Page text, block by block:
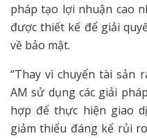
pháp tạo lợi nhuận cao
được thiết kế để giải
về bảo mật.
“Thay vì chuyển tài sản
AM sử dụng các giải
hợp để thực hiện giao
giảm thiểu đáng kể rủi